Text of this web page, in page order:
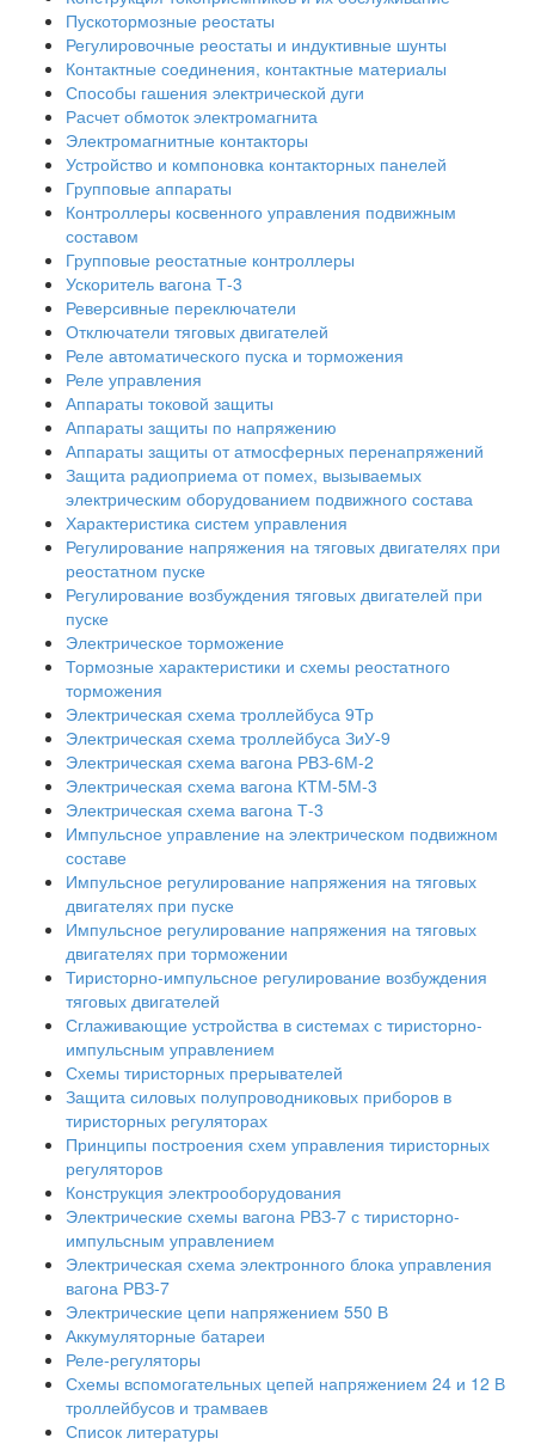
Пускотормозные реостаты
Регулировочные реостаты и индуктивные шунты
Контактные соединения, контактные материалы
Способы гашения электрической дуги
Расчет обмоток электромагнита
Электромагнитные контакторы
Устройство и компоновка контакторных панелей
Групповые аппараты
Контроллеры косвенного управления подвижным
составом
Групповые реостатные контроллеры
Ускоритель вагона Т-3
Реверсивные переключатели
Отключатели тяговых двигателей
Реле автоматического пуска и торможения
Реле управления
Аппараты токовой защиты
Аппараты защиты по напряжению
Аппараты защиты от атмосферных перенапряжений
Защита радиоприема от помех, вызываемых
электрическим оборудованием подвижного состава
Характеристика систем управления
Регулирование напряжения на тяговых двигателях при
реостатном пуске
Регулирование возбуждения тяговых двигателей при
пуске
Электрическое торможение
Тормозные характеристики и схемы реостатного
торможения
Электрическая схема троллейбуса 9Тр
Электрическая схема троллейбуса ЗиУ-9
Электрическая схема вагона РВЗ-6М-2
Электрическая схема вагона КТМ-5М-3
Электрическая схема вагона Т-3
Импульсное управление на электрическом подвижном
составе
Импульсное регулирование напряжения на тяговых
двигателях при пуске
Импульсное регулирование напряжения на тяговых
двигателях при торможении
Тиристорно-импульсное регулирование возбуждения
тяговых двигателей
Сглаживающие устройства в системах с тиристорно-
импульсным управлением
Схемы тиристорных прерывателей
Защита силовых полупроводниковых приборов в
тиристорных регуляторах
Принципы построения схем управления тиристорных
регуляторов
Конструкция электрооборудования
Электрические схемы вагона РВЗ-7 с тиристорно-
импульсным управлением
Электрическая схема электронного блока управления
вагона РВЗ-7
Электрические цепи напряжением 550 В
Аккумуляторные батареи
Реле-регуляторы
Схемы вспомогательных цепей напряжением 24 и 12 В
троллейбусов и трамваев
Список литературы